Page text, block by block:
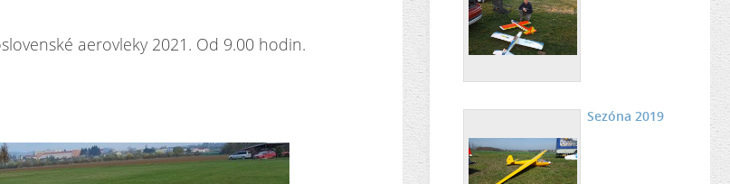
aerovleky 2021. Od 9.00 hodin.
Sezóna 2019